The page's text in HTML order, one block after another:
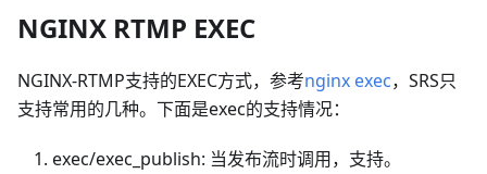
NGINX RTMP EXEC
NGINX-RTMP支持的EXEC方式，参考nginx exec，SRS只
支持常用的几种。下面是exec的支持情况：
exec/exec_publish: 当发布流时调用，支持。